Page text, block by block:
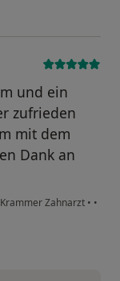
und ein
zufrieden
mit dem
Dank an
Zahnarzt • •